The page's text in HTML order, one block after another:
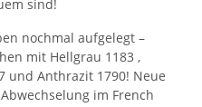
sind!
nochmal aufgelegt –
mit Hellgrau 1183 ,
und Anthrazit 1790! Neue
im French